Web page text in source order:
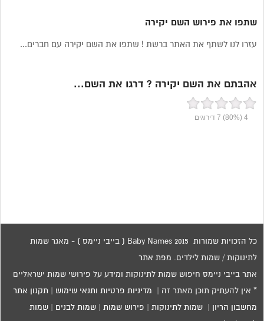
שתפו את פירוש השם יקירה
עזרו לנו לשתף את האתר ברשת ! שתפו את השם יקירה עם חברים...
אהבתם את השם יקירה ? דרגו את השם...
4
(80%)
7דירוגים
כל הזכויות שמורות 2015 Baby Names ( בייבי ניימס ) - מאגר שמות
לתינוקות / שמות לילדים. מפת אתר
אתר בייבי ניימס חיפוש שמות לתינוקות ומידע על פירושי שמות ישראליים
* אין להעתיק תוכן מאתר זה | מדיניות פרטיות ותנאי שימוש תקנון אתר
מחשבון הריון |שמות לתינוקות פירוש שמות |שמות לבנים |שמות